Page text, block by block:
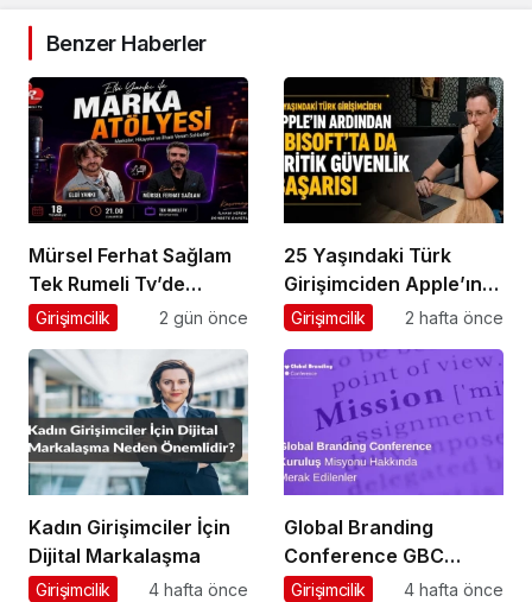
Benzer Haberler
Mürsel Ferhat Sağlam
Tek Rumeli Tv’de
Marka Atölyesi
Oldu
Girişimcilik 2 gün önce
25 Yaşındaki Türk
Girişimciden Apple’ın
Ardından Ubisoft
Girişimcilik 2 hafta önce
Kadın Girişimciler İçin
Dijital Markalaşma
Girişimcilik 4 hafta önce
Global Branding
Conference GBC
Misyonu Hakkında
Girişimcilik 4 hafta önce